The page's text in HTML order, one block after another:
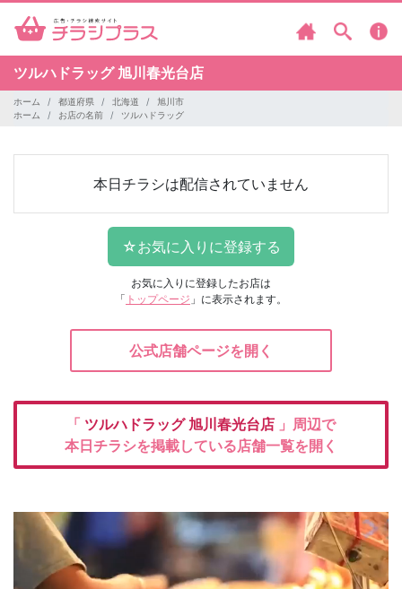
ツルハドラッグ 旭川春光台店
ホーム 都道府県 北海道
旭川市
ホーム
お店の名前 ツルハドラッグ
本日チラシは配信されていません
お気に入りに登録したお店は
「 トップページ 」に表示されます。
公式店舗ページを開く
「 ツルハドラッグ 旭川春光台店 」周辺で
本日チラシを掲載している店舗一覧を開く